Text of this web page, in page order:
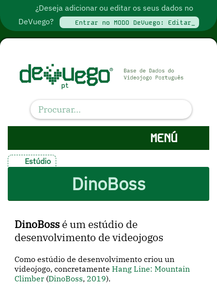
¿Deseja adicionar ou editar os seus dados no
DeVuego?
Entrar no MODO DeVuego: Editar_
MENÚ
Estúdio
DinoBoss
DinoBoss é um estúdio de
desenvolvimento de videojogos
Como estúdio de desenvolvimento criou un
videojogo, concretamenteHang Line: Mountain
Climber (DinoBoss, 2019).